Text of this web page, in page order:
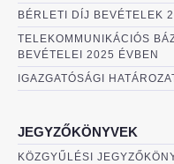
BÉRLETI DÍJ BEVÉTELEK
TELEKOMMUNIKÁCIÓS
BEVÉTELEI 2025 ÉVBEN
IGAZGATÓSÁGI
JEGYZŐKÖNYVEK
KÖZGYŰLÉSI